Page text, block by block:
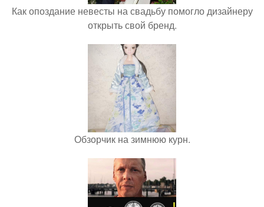
Как опоздание невесты на свадьбу помогло дизайнеру
открыть свой бренд.
Обзорчик на зимнюю курн.